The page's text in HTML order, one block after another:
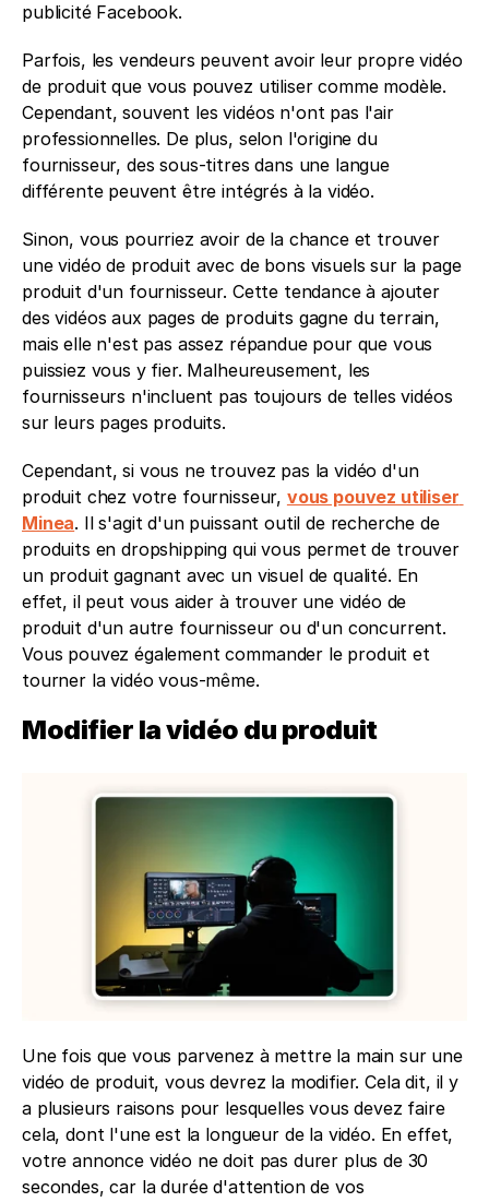
publicité Facebook.
Parfois, les vendeurs peuvent avoir leur propre vidéo
de produit que vous pouvez utiliser comme modèle.
Cependant, souvent les vidéos n'ont pas l'air
professionnelles. De plus, selon l'origine du
fournisseur, des sous-titres dans une langue
différente peuvent être intégrés à la vidéo.
Sinon, vous pourriez avoir de la chance et trouver
une vidéo de produit avec de bons visuels sur la page
produit d'un fournisseur. Cette tendance à ajouter
des vidéos aux pages de produits gagne du terrain,
mais elle n'est pas assez répandue pour que vous
puissiez vous y fier. Malheureusement, les
fournisseurs n'incluent pas toujours de telles vidéos
sur leurs pages produits.
Cependant, si vous ne trouvez pas la vidéo d'un
produit chez votre fournisseur, vous pouvez utiliser
Minea. Il s'agit d'un puissant outil de recherche de
produits en dropshipping qui vous permet de trouver
un produit gagnant avec un visuel de qualité. En
effet, il peut vous aider à trouver une vidéo de
produit d'un autre fournisseur ou d'un concurrent.
Vous pouvez également commander le produit et
tourner la vidéo vous-même.
Modifier la vidéo du produit
Une fois que vous parvenez à mettre la main sur une
vidéo de produit, vous devrez la modifier. Cela dit, il y
a plusieurs raisons pour lesquelles vous devez faire
cela, dont l'une est la longueur de la vidéo. En effet,
votre annonce vidéo ne doit pas durer plus de 30
secondes, car la durée d'attention de vos